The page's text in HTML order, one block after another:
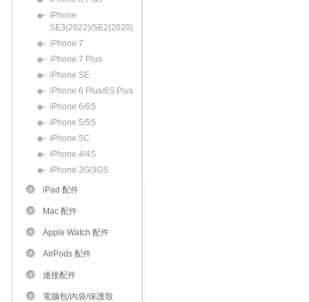
iPhone
SE3(2022)/SE2(2020)
iPhone 7
iPhone 7 Plus
iPhone SE
iPhone 6 Plus/6S Plus
iPhone 6/6S
iPhone 5/5S
iPhone 5C
iPhone 4/4S
iPhone 3G/3GS
iPad 配件
Mac 配件
Apple Watch 配件
AirPods 配件
連接配件
電腦包/內袋/保護殼